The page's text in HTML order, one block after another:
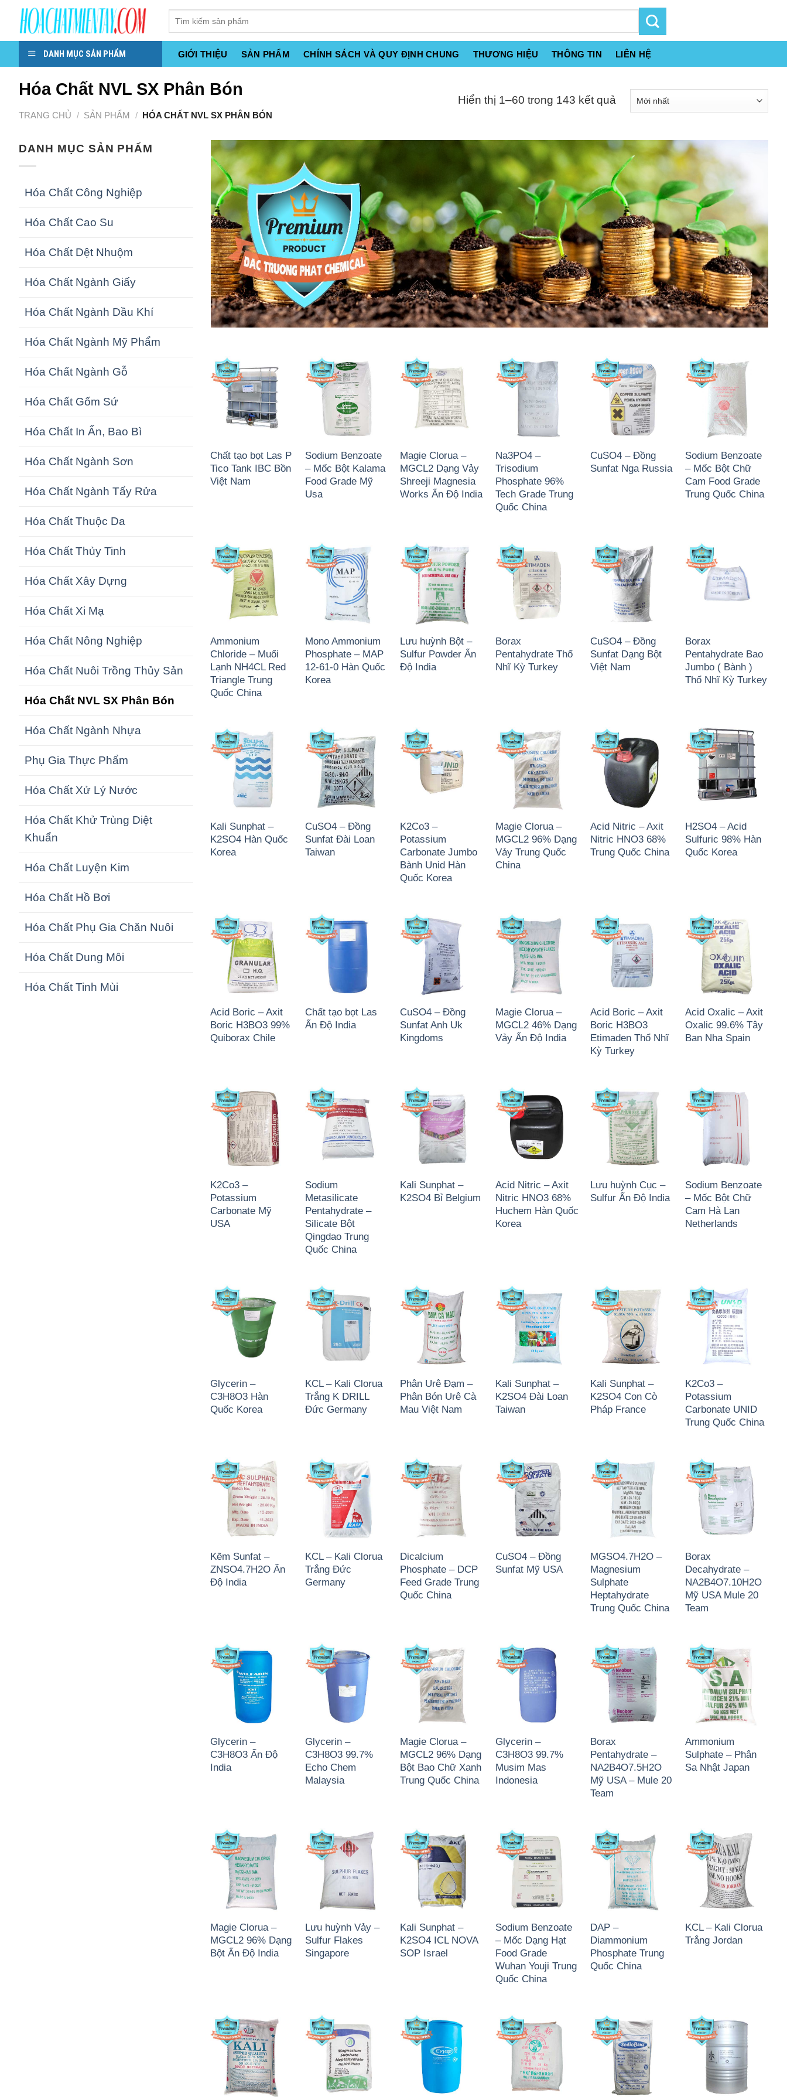
Skip
content
DANH MỤC SẢN PHẨM GIỚI THIỆU SẢN PHẨM CHÍNH SÁCH VÀ QUY ĐỊNH CHUNG THƯƠNG HIỆU THÔNG TIN LIÊN HỆ
Hóa Chất NVL SX Phân Bón
TRANG CHỦ / SẢN PHẨM / HÓA CHẤT NVL SX PHÂN BÓN
Hiển thị 1–60 trong 143 kết quả
DANH MỤC SẢN PHẨM
Hóa Chất Công Nghiệp
Hóa Chất Cao Su
Hóa Chất Dệt Nhuộm
Hóa Chất Ngành Giấy
Hóa Chất Ngành Dầu Khí
Hóa Chất Ngành Mỹ Phẩm
Hóa Chất Ngành Gỗ
Hóa Chất Gốm Sứ
Hóa Chất In Ấn, Bao Bì
Hóa Chất Ngành Sơn
Hóa Chất Ngành Tẩy Rửa
Hóa Chất Thuộc Da
Hóa Chất Thủy Tinh
Hóa Chất Xây Dựng
Hóa Chất Xi Mạ
Hóa Chất Nông Nghiệp
Hóa Chất Nuôi Trồng Thủy Sản
Hóa Chất NVL SX Phân Bón
Hóa Chất Ngành Nhựa
Phụ Gia Thực Phẩm
Hóa Chất Xử Lý Nước
Hóa Chất Khử Trùng Diệt
Khuẩn
Hóa Chất Luyện Kim
Hóa Chất Hồ Bơi
Hóa Chất Phụ Gia Chăn Nuôi
Hóa Chất Dung Môi
Hóa Chất Tinh Mùi
Chất tạo bọt Las P
Tico Tank IBC Bồn
Việt Nam
Sodium Benzoate
– Mốc Bột Kalama
Food Grade Mỹ
Usa
Magie Clorua –
MGCL2 Dạng Vảy
Shreeji Magnesia
Works Ấn Độ India
Na3PO4 –
Trisodium
Phosphate 96%
Tech Grade Trung
Quốc China
CuSO4 – Đồng
Sunfat Nga Russia
Sodium Benzoate
– Mốc Bột Chữ
Cam Food Grade
Trung Quốc China
Ammonium
Chloride – Muối
Lạnh NH4CL Red
Triangle Trung
Quốc China
Mono Ammonium
Phosphate – MAP
12-61-0 Hàn Quốc
Korea
Lưu huỳnh Bột –
Sulfur Powder Ấn
Độ India
Borax
Pentahydrate Thổ
Nhĩ Kỳ Turkey
CuSO4 – Đồng
Sunfat Dạng Bột
Việt Nam
Borax
Pentahydrate Bao
Jumbo ( Bành )
Thổ Nhĩ Kỳ Turkey
Kali Sunphat –
K2SO4 Hàn Quốc
Korea
CuSO4 – Đồng
Sunfat Đài Loan
Taiwan
K2Co3 –
Potassium
Carbonate Jumbo
Bành Unid Hàn
Quốc Korea
Magie Clorua –
MGCL2 96% Dạng
Vảy Trung Quốc
China
Acid Nitric – Axit
Nitric HNO3 68%
Trung Quốc China
H2SO4 – Acid
Sulfuric 98% Hàn
Quốc Korea
Acid Boric – Axit
Boric H3BO3 99%
Quiborax Chile
Chất tạo bọt Las
Ấn Độ India
CuSO4 – Đồng
Sunfat Anh Uk
Kingdoms
Magie Clorua –
MGCL2 46% Dạng
Vảy Ấn Độ India
Acid Boric – Axit
Boric H3BO3
Etimaden Thổ Nhĩ
Kỳ Turkey
Acid Oxalic – Axit
Oxalic 99.6% Tây
Ban Nha Spain
K2Co3 –
Potassium
Carbonate Mỹ
USA
Sodium
Metasilicate
Pentahydrate –
Silicate Bột
Qingdao Trung
Quốc China
Kali Sunphat –
K2SO4 Bỉ Belgium
Acid Nitric – Axit
Nitric HNO3 68%
Huchem Hàn Quốc
Korea
Lưu huỳnh Cục –
Sulfur Ấn Độ India
Sodium Benzoate
– Mốc Bột Chữ
Cam Hà Lan
Netherlands
Glycerin –
C3H8O3 Hàn
Quốc Korea
KCL – Kali Clorua
Trắng K DRILL
Đức Germany
Phân Urê Đạm –
Phân Bón Urê Cà
Mau Việt Nam
Kali Sunphat –
K2SO4 Đài Loan
Taiwan
Kali Sunphat –
K2SO4 Con Cò
Pháp France
K2Co3 –
Potassium
Carbonate UNID
Trung Quốc China
Kẽm Sunfat –
ZNSO4.7H2O Ấn
Độ India
KCL – Kali Clorua
Trắng Đức
Germany
Dicalcium
Phosphate – DCP
Feed Grade Trung
Quốc China
CuSO4 – Đồng
Sunfat Mỹ USA
MGSO4.7H2O –
Magnesium
Sulphate
Heptahydrate
Trung Quốc China
Borax
Decahydrate –
NA2B4O7.10H2O
Mỹ USA Mule 20
Team
Glycerin –
C3H8O3 Ấn Độ
India
Glycerin –
C3H8O3 99.7%
Echo Chem
Malaysia
Magie Clorua –
MGCL2 96% Dạng
Bột Bao Chữ Xanh
Trung Quốc China
Glycerin –
C3H8O3 99.7%
Musim Mas
Indonesia
Borax
Pentahydrate –
NA2B4O7.5H2O
Mỹ USA – Mule 20
Team
Ammonium
Sulphate – Phân
Sa Nhật Japan
Magie Clorua –
MGCL2 96% Dạng
Bột Ấn Độ India
Lưu huỳnh Vảy –
Sulfur Flakes
Singapore
Kali Sunphat –
K2SO4 ICL NOVA
SOP Israel
Sodium Benzoate
– Mốc Dạng Hạt
Food Grade
Wuhan Youji Trung
Quốc China
DAP –
Diammonium
Phosphate Trung
Quốc China
KCL – Kali Clorua
Trắng Jordan